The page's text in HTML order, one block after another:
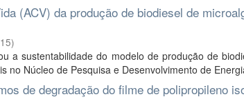
(ACV) da produção de biodiesel de
)
a sustentabilidade do modelo de produção de
no Núcleo de Pesquisa e Desenvolvimento de
de degradação do filme de polipropileno